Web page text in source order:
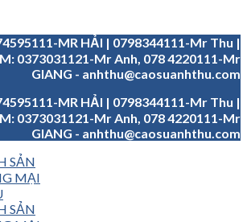
MR HẢI | 0798344111-Mr Thu |
0373031121-Mr Anh, 078 4220111-Mr
GIANG - anhthu@caosuanhthu.com
MR HẢI | 0798344111-Mr Thu |
0373031121-Mr Anh, 078 4220111-Mr
GIANG - anhthu@caosuanhthu.com